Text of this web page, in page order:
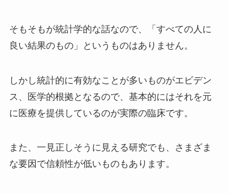
そもそもが統計学的な話なので、「すべての人に
良い結果のもの」というものはありません。
しかし統計的に有効なことが多いものがエビデン
ス、医学的根拠となるので、基本的にはそれを元
に医療を提供しているのが実際の臨床です。
また、一見正しそうに見える研究でも、さまざま
な要因で信頼性が低いものもあります。